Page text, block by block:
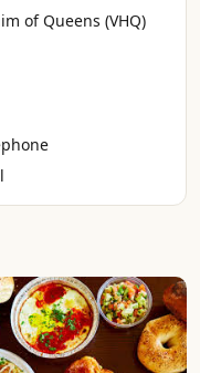
of Queens (VHQ)